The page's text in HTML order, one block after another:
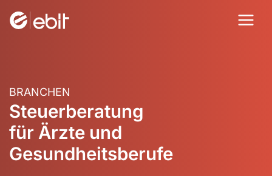
Inhalt
BRANCHEN
Steuerberatung
für Ärzte und
Gesundheitsberufe